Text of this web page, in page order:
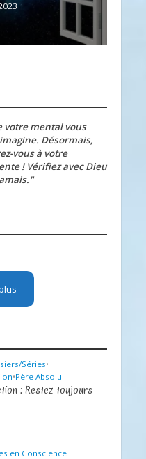
votre mental vous
Désormais,
vous à votre
! Vérifiez avec Dieu
Séries•
•Père Absolu
: Restez toujours
en Conscience